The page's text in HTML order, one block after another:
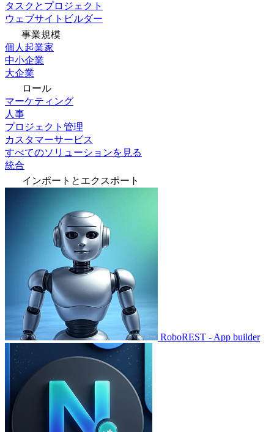
タスクとプロジェクト
ウェブサイトビルダー
事業規模
個人起業家
中小企業
大企業
ロール
マーケティング
人事
プロジェクト管理
カスタマーサービス
すべてのソリューションを見る
統合
インポートとエクスポート
RoboREST - App builder